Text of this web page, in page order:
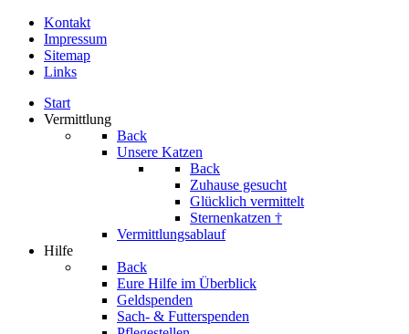
Kontakt
Impressum
Sitemap
Links
Start
Vermittlung
Back
Unsere Katzen
Back
Zuhause gesucht
Glücklich vermittelt
Sternenkatzen †
Vermittlungsablauf
Hilfe
Back
Eure Hilfe im Überblick
Geldspenden
Sach- & Futterspenden